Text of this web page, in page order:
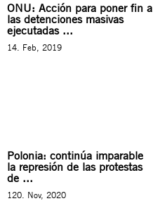
ONU: Acción para poner fin a
las detenciones masivas
ejecutadas ...
14. Feb, 2019
Polonia: continúa imparable
la represión de las protestas
de ...
120. Nov, 2020